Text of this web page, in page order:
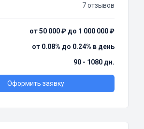
7 отзывов
от 50 000 ₽ до 1 000 000 ₽
от 0.08% до 0.24% в день
90 - 1080 дн.
Оформить заявку